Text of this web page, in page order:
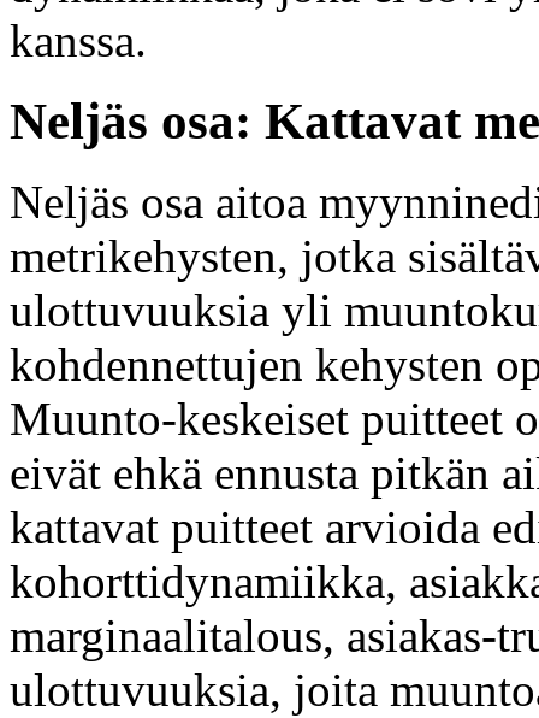
kanssa.
Neljäs osa: Kattavat
Neljäs osa aitoa
metrikehysten, jotka
ulottuvuuksia yli
kohdennettujen kehysten
Muunto-keskeiset puitteet
eivät ehkä ennusta pitkän
kattavat puitteet arvioida
kohorttidynamiikka,
marginaalitalous, asiakas-
ulottuvuuksia, joita